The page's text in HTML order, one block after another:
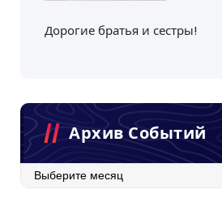
Дорогие братья и сестры!
Архив Событий
Архив